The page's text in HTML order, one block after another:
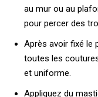
au mur ou au
pour percer des
Après avoir fixé le
toutes les
et uniforme.
Appliquez du